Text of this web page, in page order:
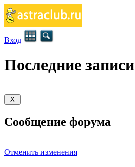
Вход
Последние записи
Сообщение форума
Отменить изменения